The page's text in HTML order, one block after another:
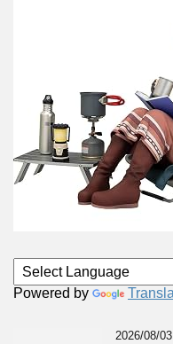
Powered by
2026/08/03